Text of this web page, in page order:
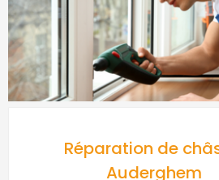
Réparation de
Auderghem